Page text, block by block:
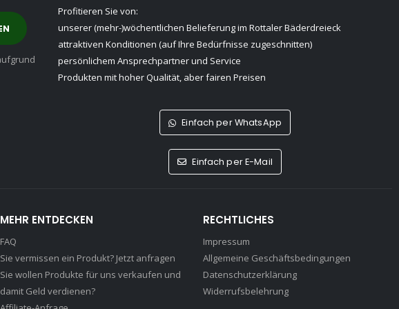
Profitieren Sie von:
unserer (mehr-)wöchentlichen Belieferung im Rottaler Bäderdreieck
attraktiven Konditionen (auf Ihre Bedürfnisse zugeschnitten)
persönlichem Ansprechpartner und Service
Produkten mit hoher Qualität, aber fairen Preisen
Einfach per WhatsApp
Einfach per E-Mail
MEHR ENTDECKEN
FAQ
Sie vermissen ein Produkt? Jetzt anfragen
Sie wollen Produkte für uns verkaufen und
damit Geld verdienen?
RECHTLICHES
Impressum
Allgemeine Geschäftsbedingungen
Datenschutzerklärung
Widerrufsbelehrung